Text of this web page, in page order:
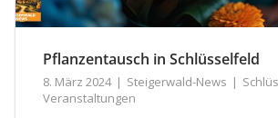
Pflanzentausch in Schlüsselfeld
8. März 2024 Steigerwald-News
Veranstaltungen